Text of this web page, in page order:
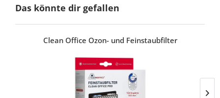
Das könnte dir gefallen
Clean Office Ozon- und Feinstaubfilter